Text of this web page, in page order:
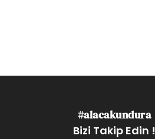
#alacakundura
Bizi Takip Edin !